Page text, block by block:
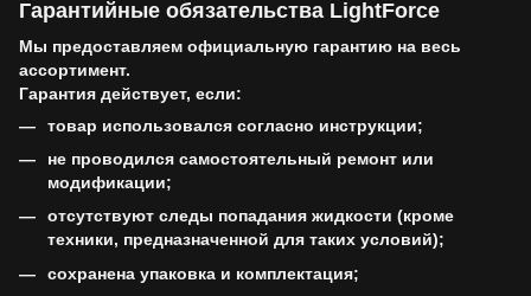
Гарантийные обязательства LightForce
Мы предоставляем официальную гарантию на весь
ассортимент.
Гарантия действует, если:
товар использовался согласно инструкции;
не проводился самостоятельный ремонт или
модификации;
отсутствуют следы попадания жидкости (кроме
техники, предназначенной для таких условий);
сохранена упаковка и комплектация;